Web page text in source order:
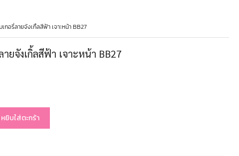
กอรี่ลายจังเกิ้ลสีฟ้า เจาะหน้า BB27
ายจังเกิ้ลสีฟ้า เจาะหน้า BB27
หยิบใส่ตะกร้า